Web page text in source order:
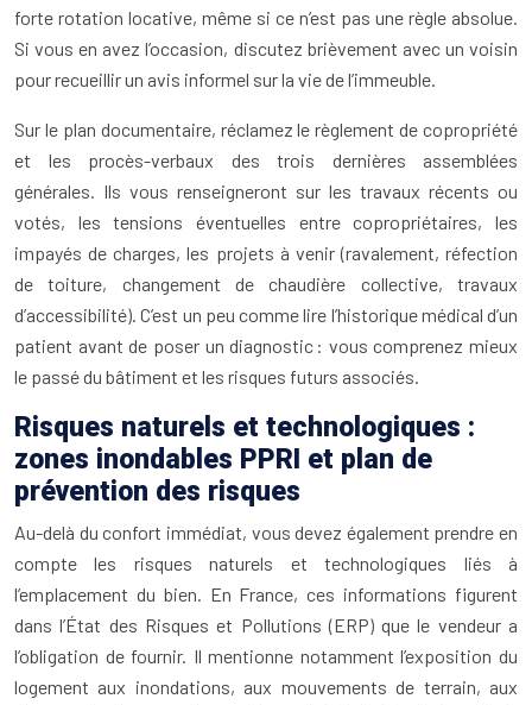
forte rotation locative, même si ce n’est pas une règle absolue.
Si vous en avez l’occasion, discutez brièvement avec un voisin
pour recueillir un avis informel sur la vie de l’immeuble.
Sur le plan documentaire, réclamez le règlement de copropriété
et les procès-verbaux des trois dernières assemblées
générales. Ils vous renseigneront sur les travaux récents ou
votés, les tensions éventuelles entre copropriétaires, les
impayés de charges, les projets à venir (ravalement, réfection
de toiture, changement de chaudière collective, travaux
d’accessibilité). C’est un peu comme lire l’historique médical d’un
patient avant de poser un diagnostic : vous comprenez mieux
le passé du bâtiment et les risques futurs associés.
Risques naturels et technologiques :
zones inondables PPRI et plan de
prévention des risques
Au-delà du confort immédiat, vous devez également prendre en
compte les risques naturels et technologiques liés à
l’emplacement du bien. En France, ces informations figurent
dans l’État des Risques et Pollutions (ERP) que le vendeur a
l’obligation de fournir. Il mentionne notamment l’exposition du
logement aux inondations, aux mouvements de terrain, aux